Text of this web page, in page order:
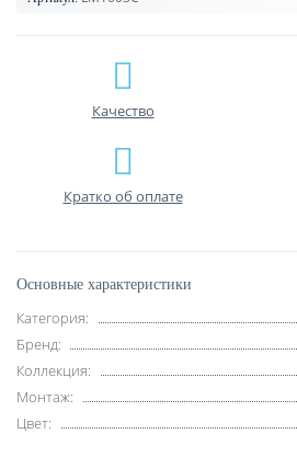
Качество
Кратко об оплате
Основные характеристики
Категория:
Бренд:
Коллекция:
Монтаж:
Цвет: